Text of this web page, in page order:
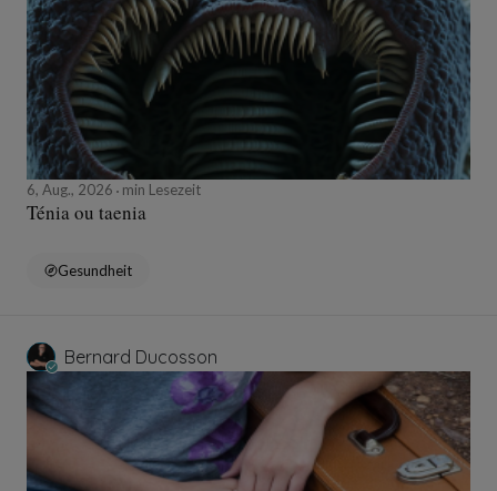
6, Aug., 2026 min Lesezeit
Ténia ou taenia
Gesundheit
Bernard Ducosson